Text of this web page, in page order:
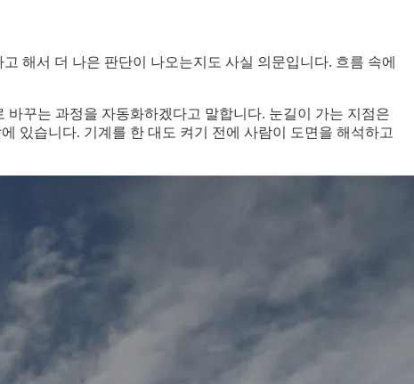
해서 더 나은 판단이 나오는지도 사실 의문입니다. 흐름 속에
꾸는 과정을 자동화하겠다고 말합니다. 눈길이 가는 지점은
있습니다. 기계를 한 대도 켜기 전에 사람이 도면을 해석하고